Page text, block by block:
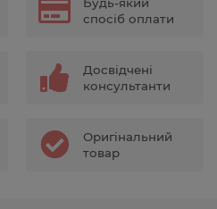
спосіб оплати
Досвідчені
консультанти
Оригінальний
товар